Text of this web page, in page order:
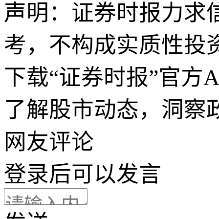
声明：证券时报力求
考，不构成实质性投
下载“证券时报”官方
了解股市动态，洞察
网友评论
登录后可以发言